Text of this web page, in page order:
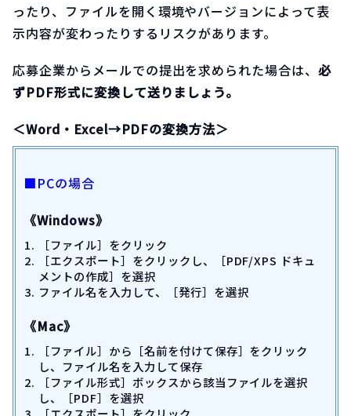
ったり、ファイルを開く環境やバージョンによって表
示内容が変わったりするリスクがあります。
応募企業からメールでの提出を求められた場合は、必
ずPDF形式に変換して送りましょう。
＜Word・Excel→PDFの変換方法＞
■PCの場合
《Windows》
［ファイル］をクリック
［エクスポート］をクリックし、［PDF/XPS ドキュ
メントの作成］を選択
ファイル名を入力して、［発行］を選択
《Mac》
［ファイル］から［名前を付けて保存］をクリック
し、ファイル名を入力して保存
［ファイル形式］ボックスから該当ファイルを選択
し、［PDF］を選択